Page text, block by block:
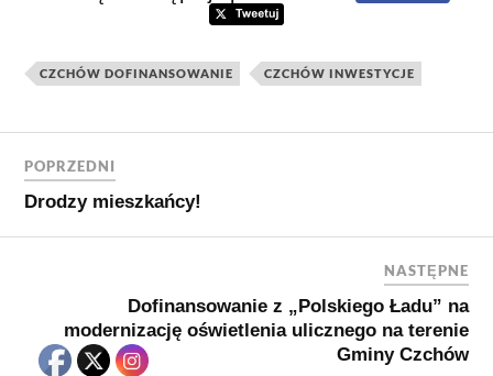
CZCHÓW DOFINANSOWANIE CZCHÓW INWESTYCJE
POPRZEDNI
Drodzy mieszkańcy!
NASTĘPNE
Dofinansowanie z „Polskiego Ładu” na
modernizację oświetlenia ulicznego na terenie
Gminy Czchów